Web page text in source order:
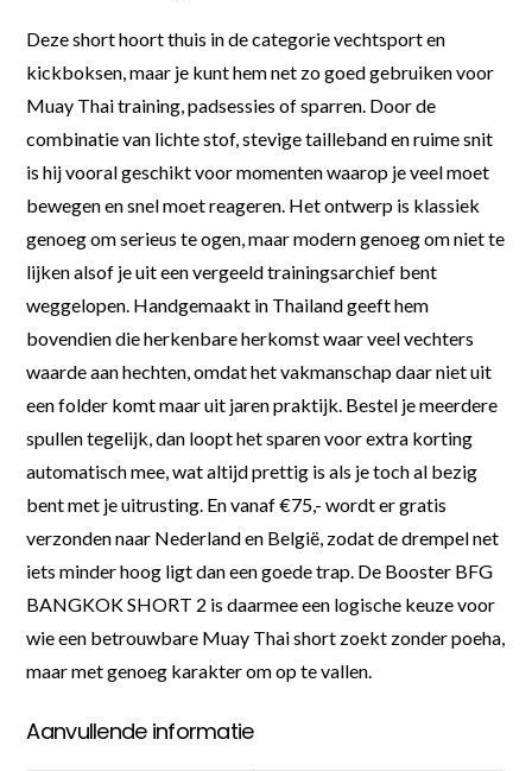
Deze short hoort thuis in de categorie vechtsport en
kickboksen, maar je kunt hem net zo goed gebruiken voor
Muay Thai training, padsessies of sparren. Door de
combinatie van lichte stof, stevige tailleband en ruime snit
is hij vooral geschikt voor momenten waarop je veel moet
bewegen en snel moet reageren. Het ontwerp is klassiek
genoeg om serieus te ogen, maar modern genoeg om niet te
lijken alsof je uit een vergeeld trainingsarchief bent
weggelopen. Handgemaakt in Thailand geeft hem
bovendien die herkenbare herkomst waar veel vechters
waarde aan hechten, omdat het vakmanschap daar niet uit
een folder komt maar uit jaren praktijk. Bestel je meerdere
spullen tegelijk, dan loopt het sparen voor extra korting
automatisch mee, wat altijd prettig is als je toch al bezig
bent met je uitrusting. En vanaf €75,- wordt er gratis
verzonden naar Nederland en België, zodat de drempel net
iets minder hoog ligt dan een goede trap. De Booster BFG
BANGKOK SHORT 2 is daarmee een logische keuze voor
wie een betrouwbare Muay Thai short zoekt zonder poeha,
maar met genoeg karakter om op te vallen.
Aanvullende informatie